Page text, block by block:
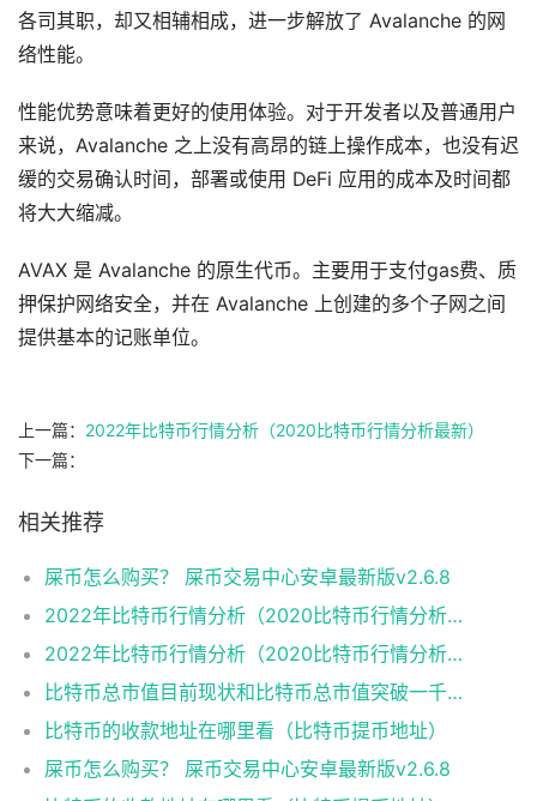
各司其职，却又相辅相成，进一步解放了 Avalanche 的网
络性能。
性能优势意味着更好的使用体验。对于开发者以及普通用户
来说，Avalanche 之上没有高昂的链上操作成本，也没有迟
缓的交易确认时间，部署或使用 DeFi 应用的成本及时间都
将大大缩减。
AVAX 是 Avalanche 的原生代币。主要用于支付gas费、质
押保护网络安全，并在 Avalanche 上创建的多个子网之间
提供基本的记账单位。
上一篇： 2022年比特币行情分析（2020比特币行情分析最新）
下一篇：
相关推荐
屎币怎么购买？ 屎币交易中心安卓最新版v2.6.8
2022年比特币行情分析（2020比特币行情分析最新）
2022年比特币行情分析（2020比特币行情分析最新）
比特币总市值目前现状和比特币总市值突破一千亿美元详细介绍
比特币的收款地址在哪里看（比特币提币地址）
屎币怎么购买？ 屎币交易中心安卓最新版v2.6.8